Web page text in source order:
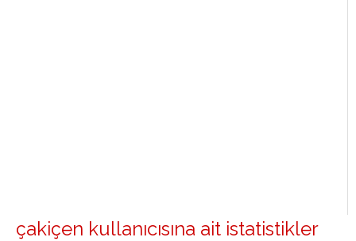
çakiçen kullanıcısına ait istatistikler